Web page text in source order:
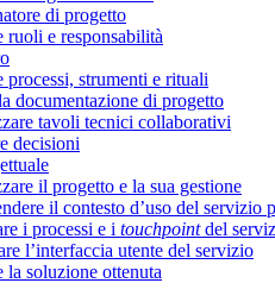
di progetto
e responsabilità
strumenti e rituali
documentazione di progetto
tavoli tecnici collaborativi
decisioni
il progetto e la sua gestione
il contesto d’uso del servizio
i processi e i touchpointdel
l’interfaccia utente del servizio
la soluzione ottenuta